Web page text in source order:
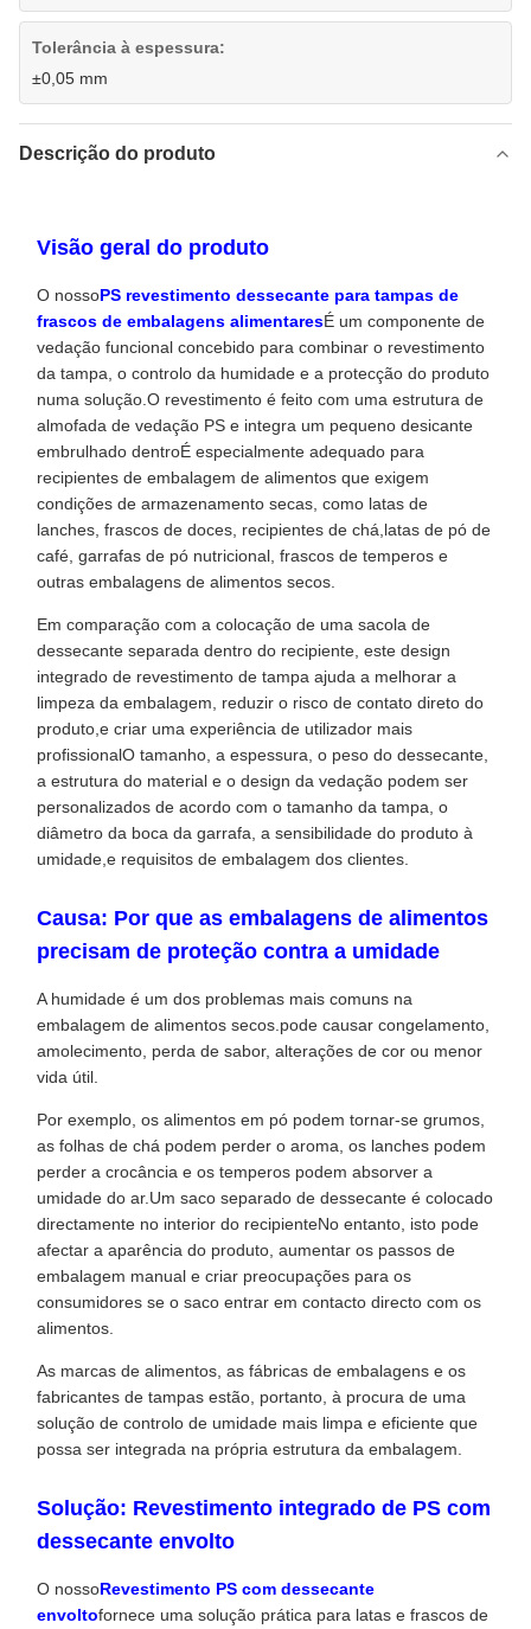
Tolerância à espessura:
±0,05 mm
Descrição do produto
Visão geral do produto
O nossoPS revestimento dessecante para tampas de
frascos de embalagens alimentaresÉ um componente de
vedação funcional concebido para combinar o revestimento
da tampa, o controlo da humidade e a protecção do produto
numa solução.O revestimento é feito com uma estrutura de
almofada de vedação PS e integra um pequeno desicante
embrulhado dentroÉ especialmente adequado para
recipientes de embalagem de alimentos que exigem
condições de armazenamento secas, como latas de
lanches, frascos de doces, recipientes de chá,latas de pó de
café, garrafas de pó nutricional, frascos de temperos e
outras embalagens de alimentos secos.
Em comparação com a colocação de uma sacola de
dessecante separada dentro do recipiente, este design
integrado de revestimento de tampa ajuda a melhorar a
limpeza da embalagem, reduzir o risco de contato direto do
produto,e criar uma experiência de utilizador mais
profissionalO tamanho, a espessura, o peso do dessecante,
a estrutura do material e o design da vedação podem ser
personalizados de acordo com o tamanho da tampa, o
diâmetro da boca da garrafa, a sensibilidade do produto à
umidade,e requisitos de embalagem dos clientes.
Causa: Por que as embalagens de alimentos
precisam de proteção contra a umidade
A humidade é um dos problemas mais comuns na
embalagem de alimentos secos.pode causar congelamento,
amolecimento, perda de sabor, alterações de cor ou menor
vida útil.
Por exemplo, os alimentos em pó podem tornar-se grumos,
as folhas de chá podem perder o aroma, os lanches podem
perder a crocância e os temperos podem absorver a
umidade do ar.Um saco separado de dessecante é colocado
directamente no interior do recipienteNo entanto, isto pode
afectar a aparência do produto, aumentar os passos de
embalagem manual e criar preocupações para os
consumidores se o saco entrar em contacto directo com os
alimentos.
As marcas de alimentos, as fábricas de embalagens e os
fabricantes de tampas estão, portanto, à procura de uma
solução de controlo de umidade mais limpa e eficiente que
possa ser integrada na própria estrutura da embalagem.
Solução: Revestimento integrado de PS com
dessecante envolto
O nossoRevestimento PS com dessecante
envoltofornece uma solução prática para latas e frascos de